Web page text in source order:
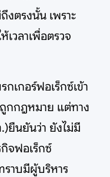
งตรงนั้น เพราะ
เวลาเพื่อตรวจ
เกอร์ฟอเร็กซ์เข้า
ถูกกฎหมาย แต่ทาง
ยืนยันว่า ยังไม่มี
จฟอเร็กซ์
ราบมีผู้บริหาร